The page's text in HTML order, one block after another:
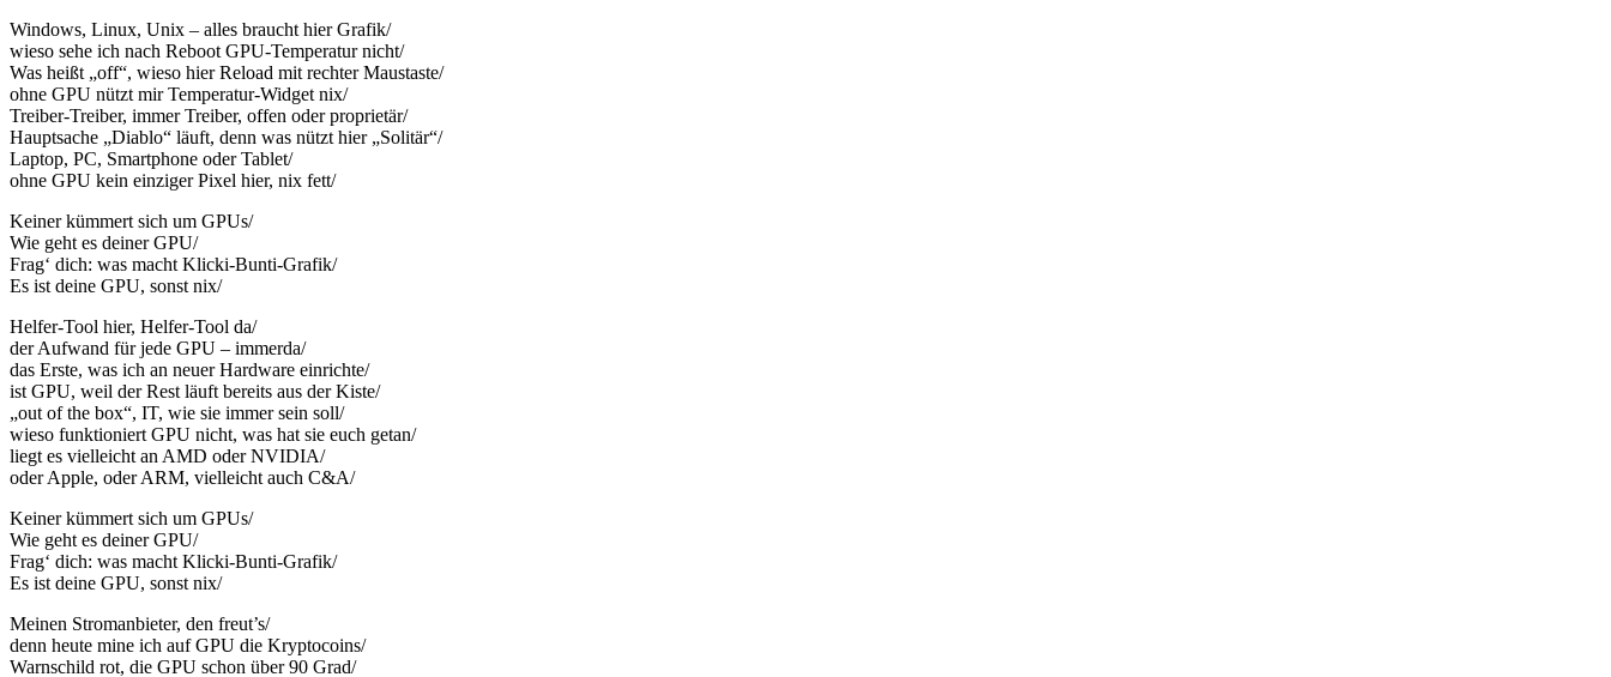
Windows, Linux, Unix – alles braucht hier Grafik/
wieso sehe ich nach Reboot GPU-Temperatur nicht/
Was heißt „off“, wieso hier Reload mit rechter Maustaste/
ohne GPU nützt mir Temperatur-Widget nix/
Treiber-Treiber, immer Treiber, offen oder proprietär/
Hauptsache „Diablo“ läuft, denn was nützt hier „Solitär“/
Laptop, PC, Smartphone oder Tablet/
ohne GPU kein einziger Pixel hier, nix fett/
Keiner kümmert sich um GPUs/
Wie geht es deiner GPU/
Frag‘ dich: was macht Klicki-Bunti-Grafik/
Es ist deine GPU, sonst nix/
Helfer-Tool hier, Helfer-Tool da/
der Aufwand für jede GPU – immerda/
das Erste, was ich an neuer Hardware einrichte/
ist GPU, weil der Rest läuft bereits aus der Kiste/
„out of the box“, IT, wie sie immer sein soll/
wieso funktioniert GPU nicht, was hat sie euch getan/
liegt es vielleicht an AMD oder NVIDIA/
oder Apple, oder ARM, vielleicht auch C&A/
Keiner kümmert sich um GPUs/
Wie geht es deiner GPU/
Frag‘ dich: was macht Klicki-Bunti-Grafik/
Es ist deine GPU, sonst nix/
Meinen Stromanbieter, den freut’s/
denn heute mine ich auf GPU die Kryptocoins/
Warnschild rot, die GPU schon über 90 Grad/